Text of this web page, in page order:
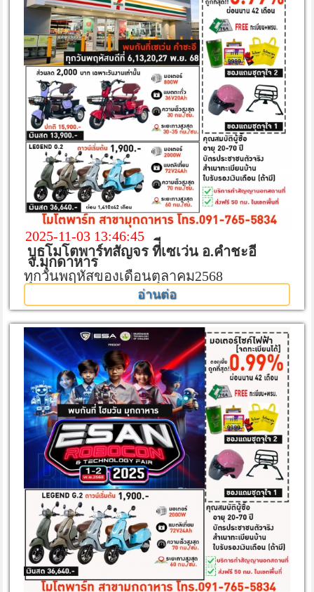
2025-11-03 13:46:45
บูธโมโตพาร์ทสัญจร ที่ีเซเว่น อ.คำชะอี
จ.มุกดาหาร
ทุกวันพฤหัสของเดือนตุลาคม2568
อ่านต่อ